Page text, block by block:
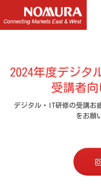
2024年度デジタ
受講者
デジタル・IT研修の受講お
をお願